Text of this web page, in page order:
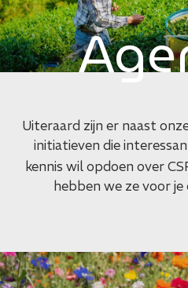
Uiteraard zijn er naast
initiatieven die
kennis wil opdoen over
hebben we ze voor